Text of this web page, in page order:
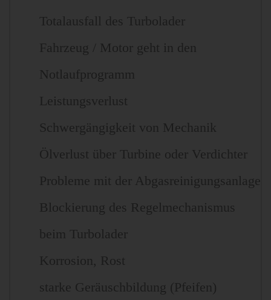
Totalausfall des Turbolader
Fahrzeug / Motor geht in den
Notlaufprogramm
Leistungsverlust
Schwergängigkeit von Mechanik
Ölverlust über Turbine oder Verdichter
Probleme mit der Abgasreinigungsanlage
Blockierung des Regelmechanismus
beim Turbolader
Korrosion, Rost
starke Geräuschbildung (Pfeifen)